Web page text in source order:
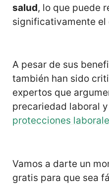
salud, lo que puede
significativamente el
A pesar de sus
también han sido
expertos que
precariedad laboral
protecciones
Vamos a darte un
gratis para que sea